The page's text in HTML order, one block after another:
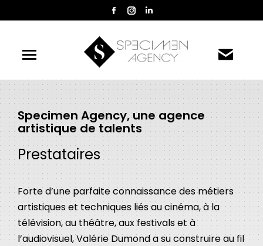
La
page
Facebook
s'ouvre
une
nouvelle
fenêtre
La
page
Instagram
s'ouvre
une
nouvelle
fenêtre
page
LinkedIn
s'ouvre
une
nouvelle
fenêtre
Specimen Agency, une agence
artistique de talents
Prestataires
Forte d’une parfaite connaissance des métiers
artistiques et techniques liés au cinéma, à la
télévision, au théâtre, aux festivals et à
l’audiovisuel, Valérie Dumond a su construire au fil